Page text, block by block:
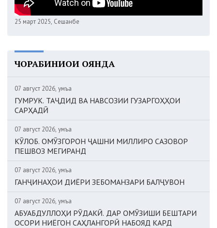
25 март 2025, Сешанбе
ЧОРАБИНИҲОИ ОЯНДА
07 август 2026, Ҷумъа
ГУМРУК. ТАҶДИД ВА НАВСОЗИИ ГУЗАРГОҲҲОИ
САРҲАДӢ
07 август 2026, Ҷумъа
КӮЛОБ. ОМӮЗГОРОН ҶАШНИ МИЛЛИРО САЗОВОР
ПЕШВОЗ МЕГИРАНД
07 август 2026, Ҷумъа
ГАНҶИНАҲОИ ДИЁРИ ЗЕБОМАНЗАРИ БАЛҶУВОН
07 август 2026, Ҷумъа
АБУАБДУЛЛОҲИ РӮДАКӢ. ДАР ОМӮЗИШИ БЕШТАРИ
ОСОРИ НИЁГОН САҲЛАНГОРӢ НАБОЯД КАРД